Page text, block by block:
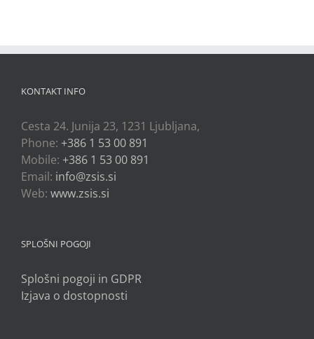
KONTAKT INFO
Cesta 24. Junija 23, 1231 Ljubljana,
Phone: +386 1 53 00 891
Mobile: +386 1 53 00 891
Email: info@zsis.si
Web: www.zsis.si
SPLOŠNI POGOJI
Splošni pogoji in GDPR
Izjava o dostopnosti